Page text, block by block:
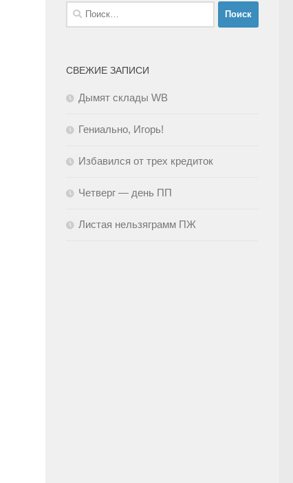
Найти:
СВЕЖИЕ ЗАПИСИ
Дымят склады WB
Гениально, Игорь!
Избавился от трех кредиток
Четверг — день ПП
Листая нельзяграмм ПЖ